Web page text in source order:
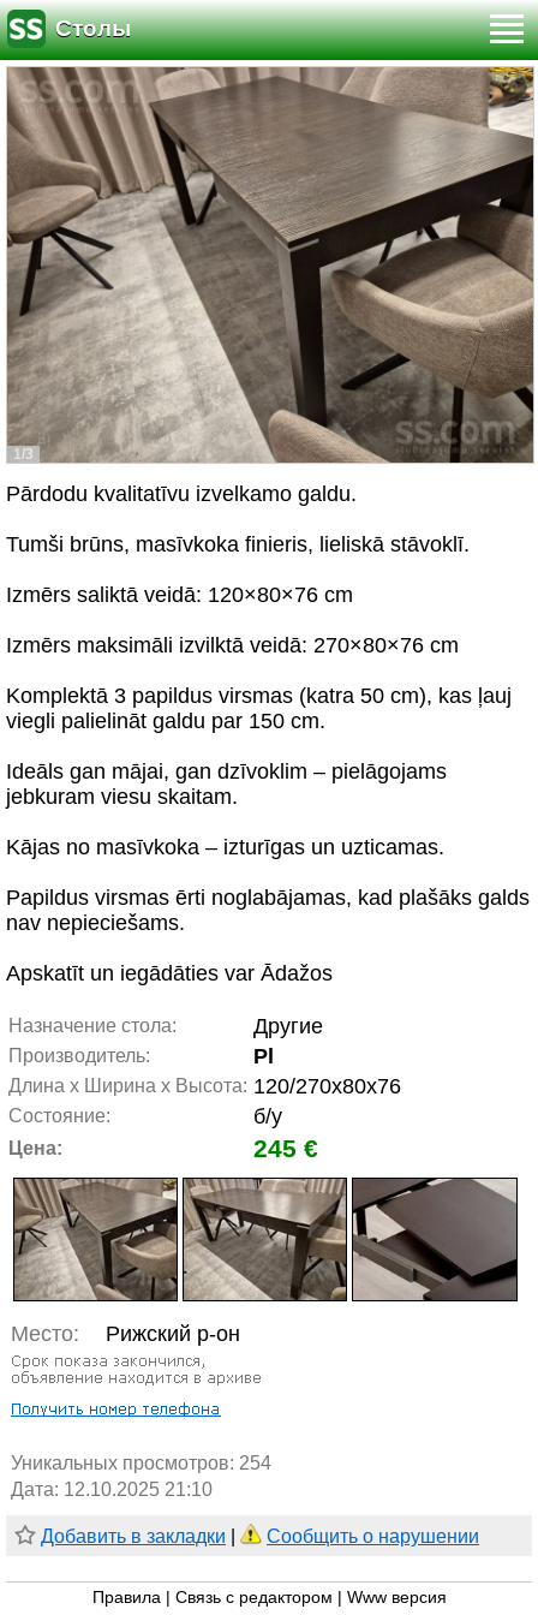
Столы
1/3
Pārdodu kvalitatīvu izvelkamo galdu.
Tumši brūns, masīvkoka finieris, lieliskā stāvoklī.
Izmērs saliktā veidā: 120×80×76 cm
Izmērs maksimāli izvilktā veidā: 270×80×76 cm
Komplektā 3 papildus virsmas (katra 50 cm), kas ļauj
viegli palielināt galdu par 150 cm.
Ideāls gan mājai, gan dzīvoklim – pielāgojams
jebkuram viesu skaitam.
Kājas no masīvkoka – izturīgas un uzticamas.
Papildus virsmas ērti noglabājamas, kad plašāks galds
nav nepieciešams.
Apskatīt un iegādāties var Ādažos
Назначение стола: Другие
Производитель: Pl
Длина х Ширина х Высота: 120/270x80x76
Состояние: б/у
Цена: 245 €
Место: Рижский р-он
Уникальных просмотров: 254
Дата: 12.10.2025 21:10
Добавить в закладки Сообщить о нарушении
Правила Связь с редактором Www версия